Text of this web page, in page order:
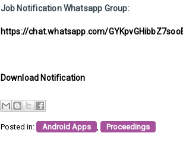
Job Notification Whatsapp Group:
https://chat.whatsapp.com/
Download Notification
Posted in: Android Apps Proceedings